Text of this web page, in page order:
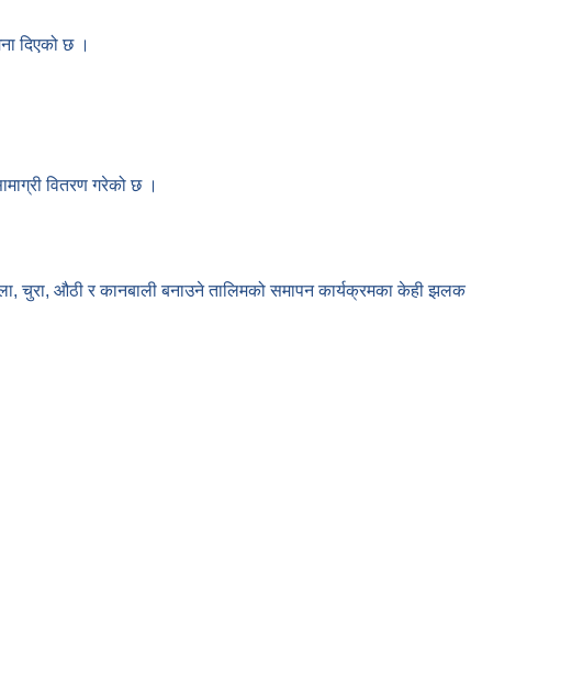
दिएको छ ।
वितरण गरेको छ ।
चुरा, औठी र कानबाली बनाउने तालिमको समापन कार्यक्रमका केही झलक